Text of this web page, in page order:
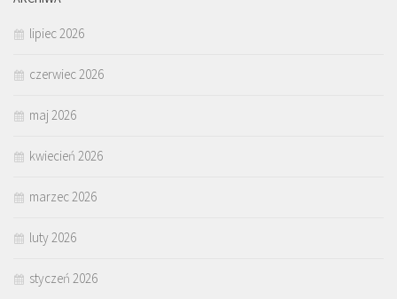
lipiec 2026
czerwiec 2026
maj 2026
kwiecień 2026
marzec 2026
luty 2026
styczeń 2026